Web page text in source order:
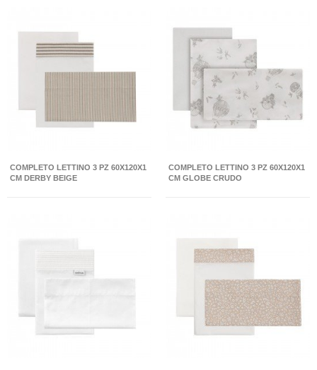
COMPLETO LETTINO 3 PZ 60X120X1
CM DERBY BEIGE
COMPLETO LETTINO 3 PZ 60X120X1
CM GLOBE CRUDO